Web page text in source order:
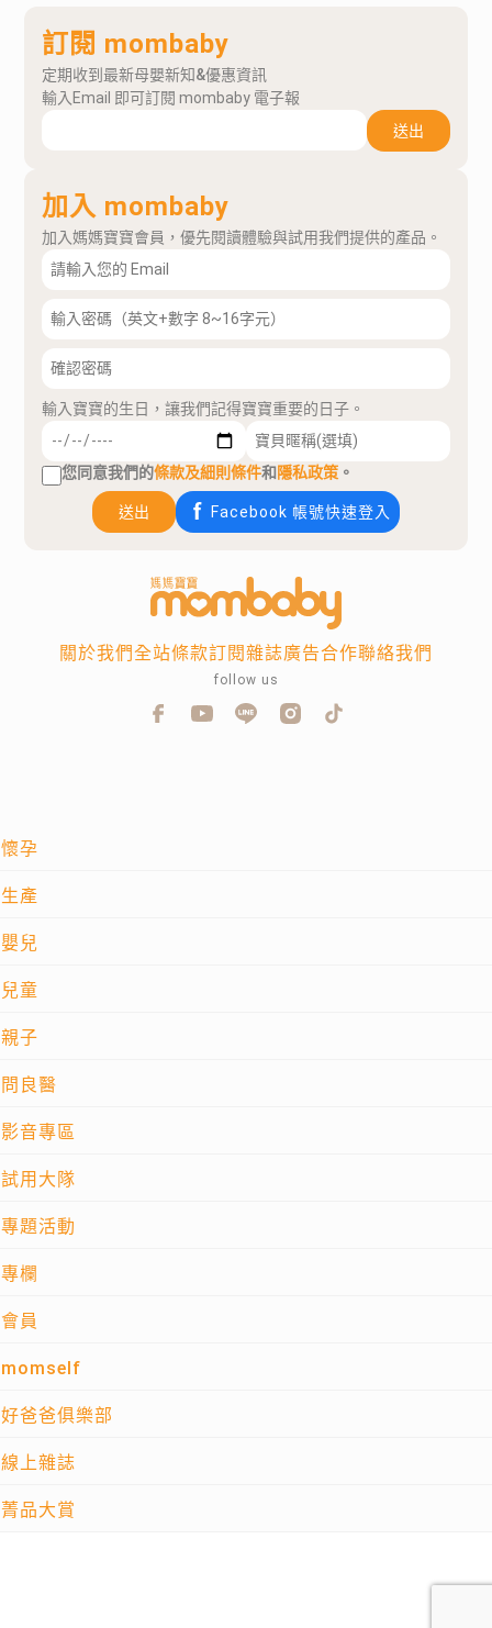
訂閱 mombaby
定期收到最新母嬰新知&優惠資訊
輸入Email 即可訂閱 mombaby 電子報
送出
加入 mombaby
加入媽媽寶寶會員，優先閱讀體驗與試用我們提供的產品。
輸入寶寶的生日，讓我們記得寶寶重要的日子。
您同意我們的條款及細則條件和隱私政策 。
送出 Facebook 帳號快速登入
懷孕
生產
嬰兒
兒童
親子
問良醫
影音專區
試用大隊
專題活動
專欄
會員
momself
好爸爸俱樂部
線上雜誌
菁品大賞
關於我們全站條款訂閱雜誌廣告合作聯絡我們
follow us